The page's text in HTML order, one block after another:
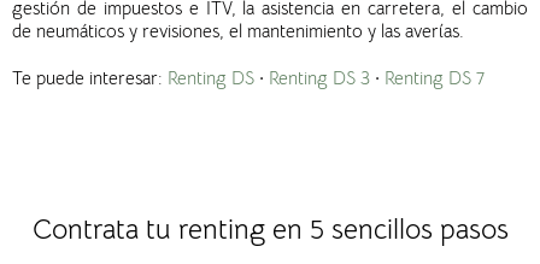
gestión de impuestos e ITV, la asistencia en carretera, el cambio
de neumáticos y revisiones, el mantenimiento y las averías.
Te puede interesar: Renting DS · Renting DS 3 · Renting DS 7
Contrata tu renting en 5 sencillos pasos